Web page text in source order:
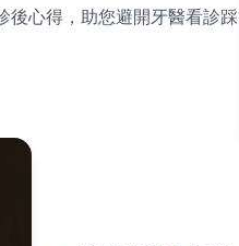
後心得，助您避開牙醫看診踩